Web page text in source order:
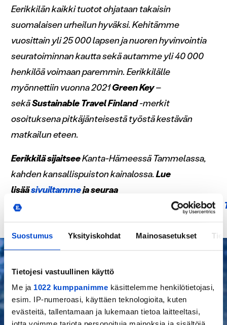
Suostumus Yksityiskohdat Mainosasetukset
Tietojesi vastuullinen käyttö
Me ja 1022 kumppanimme käsittelemme henkilötietojasi,
esim. IP-numeroasi, käyttäen teknologioita, kuten
evästeitä, tallentamaan ja lukemaan tietoa laitteeltasi,
Eerikkilän kaikki tuotot ohjataan takaisin
suomalaisen urheilun hyväksi. Kehitämme
vuosittain yli 25 000 lapsen ja nuoren hyvinvointia
seuratoiminnan kautta sekä autamme yli 40 000
henkilöä voimaan paremmin. Eerikkilälle
myönnettiin vuonna 2021Green Key–
sekäSustainable Travel Finland-merkit
osoituksena pitkäjänteisestä työstä kestävän
matkailun eteen.
Eerikkilä sijaitseeKanta-Hämeessä Tammelassa,
kahden kansallispuiston kainalossa.Lue
lisääsivuiltammeja seuraa
somekanaviamme:
Instagram,LinkedInja